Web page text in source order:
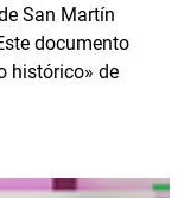
San Martín
documento
histórico» de